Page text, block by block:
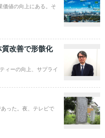
価値の向上にある。そ
改善で形骸化
ィーの向上、サプライ
った。夜、テレビで